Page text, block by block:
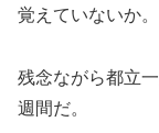
覚えていないか。
残念ながら都立
週間だ。